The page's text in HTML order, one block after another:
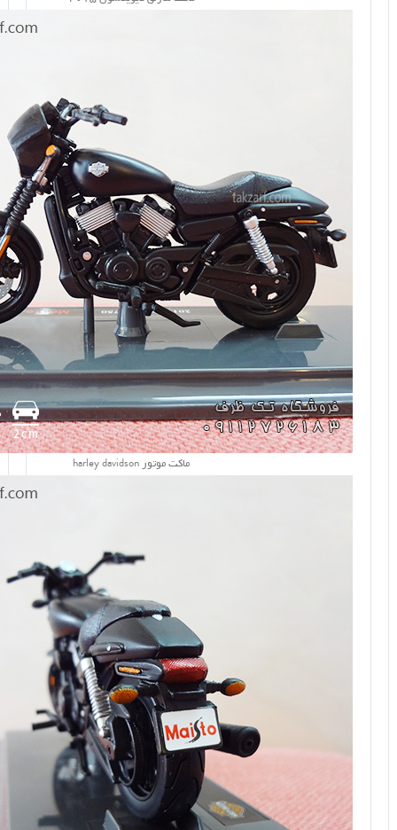
ماکت موتور harley davidson